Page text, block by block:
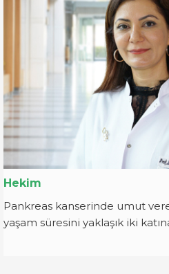
Hekim
Pankreas kanserinde umut
yaşam süresini yaklaşık iki